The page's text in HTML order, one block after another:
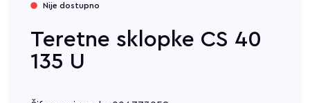
Nije dostupno
Teretne sklopke CS 40
135 U